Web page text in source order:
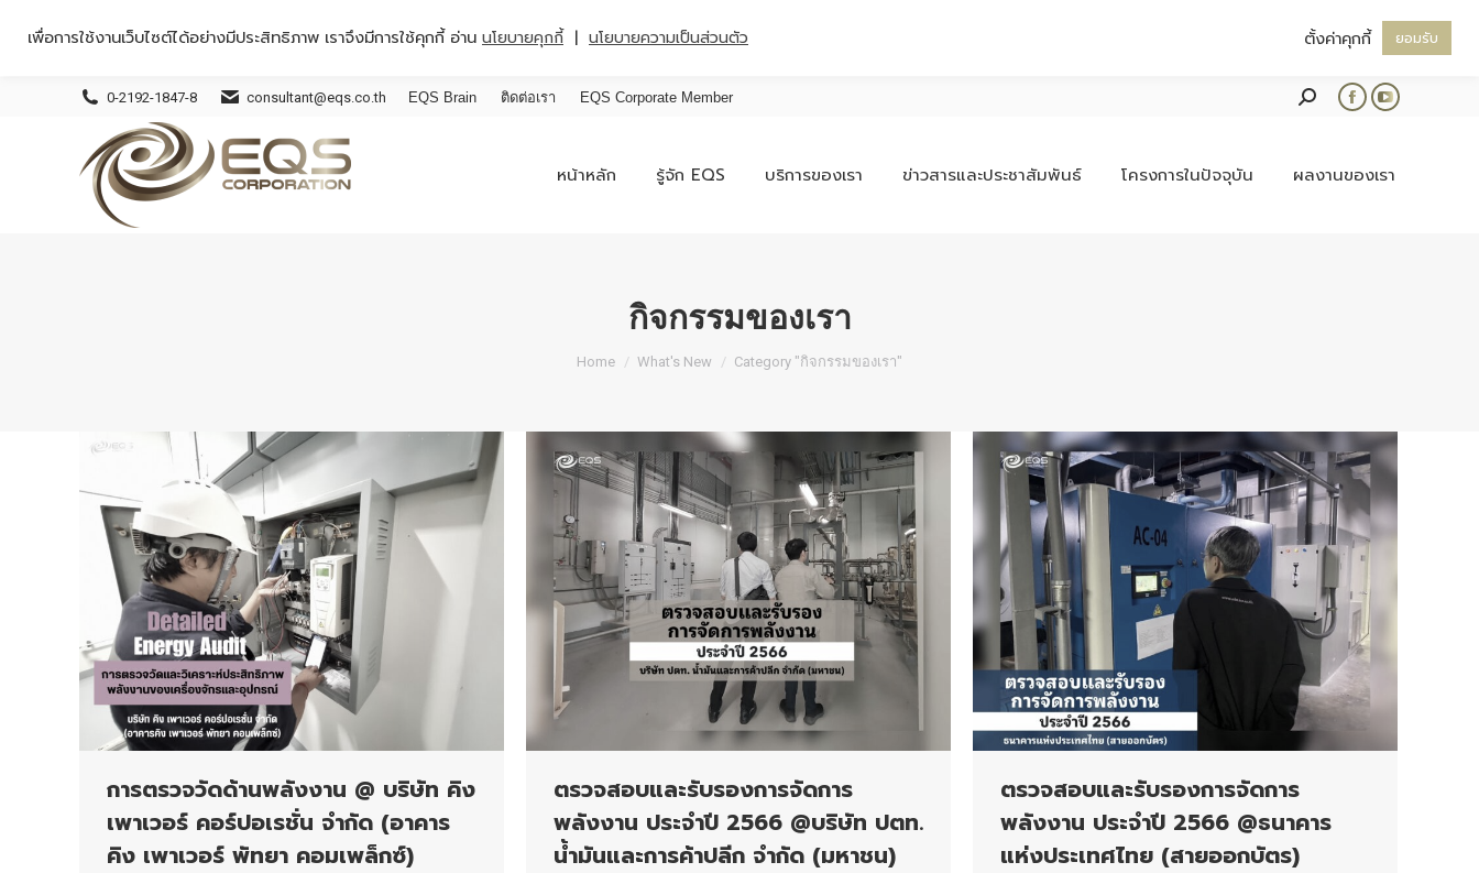
0-2192-1847-8 consultant@eqs.co.th EQS Brain ติดต่อเรา EQS Corporate Member Search:
Facebook
opens
YouTube
opens
หน้าหลัก รู้จัก EQS บริการของเรา ข่าวสารและประชาสัมพันธ์ โครงการในปัจจุบัน ผลงานของเรา
กิจกรรมของเรา
You are here:
Home What's New Category "กิจกรรมของเรา"
การตรวจวัดด้านพลังงาน @ บริษัท คิง
เพาเวอร์ คอร์ปอเรชั่น จำกัด (อาคาร
คิง เพาเวอร์ พัทยา คอมเพล็กซ์)
ตรวจสอบและรับรองการจัดการ
พลังงาน ประจำปี 2566 @บริษัท ปตท.
น้ำมันและการค้าปลีก จำกัด (มหาชน)
ตรวจสอบและรับรองการจัดการ
พลังงาน ประจำปี 2566 @ธนาคาร
แห่งประเทศไทย (สายออกบัตร)
เพื่อการใช้งานเว็บไซต์ได้อย่างมีประสิทธิภาพ เราจึงมีการใช้คุกกี้ อ่าน นโยบายคุกกี้ | นโยบายความเป็นส่วนตัว ตั้งค่าคุกกี้ ยอมรับ